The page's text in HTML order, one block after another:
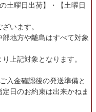
土曜日出荷】・【土曜日
います。
地方や離島はすべて対象
上記対象となります。
入金確認後の発送準備と
日のお約束は出来かねま